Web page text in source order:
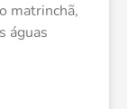
matrinchã,
águas